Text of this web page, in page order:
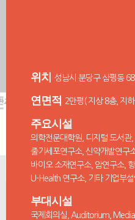
위치 성남시 분당구 삼평동
연면적 2만평( 지상 8층, 지
주요시설
의학전문대학원, 디지털 도서관
줄기세포연구소, 신약개발연구
바이오 소재연구소, 암연구소,
U-Health 연구소, 기타 기업부
부대시설
국제회의실, Auditorium, Media